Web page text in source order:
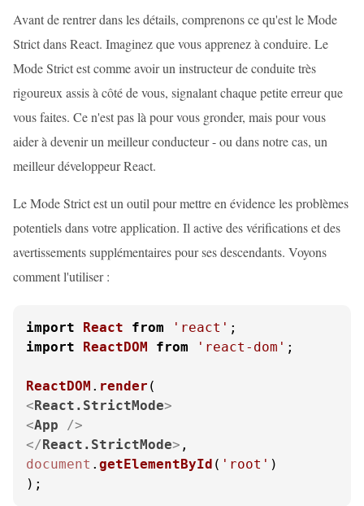
Avant de rentrer dans les détails, comprenons ce qu'est le Mode
Strict dans React. Imaginez que vous apprenez à conduire. Le
Mode Strict est comme avoir un instructeur de conduite très
rigoureux assis à côté de vous, signalant chaque petite erreur que
vous faites. Ce n'est pas là pour vous gronder, mais pour vous
aider à devenir un meilleur conducteur - ou dans notre cas, un
meilleur développeur React.
Le Mode Strict est un outil pour mettre en évidence les problèmes
potentiels dans votre application. Il active des vérifications et des
avertissements supplémentaires pour ses descendants. Voyons
comment l'utiliser :
import React from 'react'
import
ReactDOM from 'react-dom' ;
ReactDOM . render
<React.StrictMode>
<App />
</React.StrictMode>
document . getElementById ( 'root' )
);